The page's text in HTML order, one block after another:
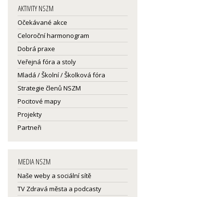
AKTIVITY NSZM
Očekávané akce
Celoroční harmonogram
Dobrá praxe
Veřejná fóra a stoly
Mladá / Školní / Školková fóra
Strategie členů NSZM
Pocitové mapy
Projekty
Partneři
MEDIA NSZM
Naše weby a sociální sítě
TV Zdravá města a podcasty